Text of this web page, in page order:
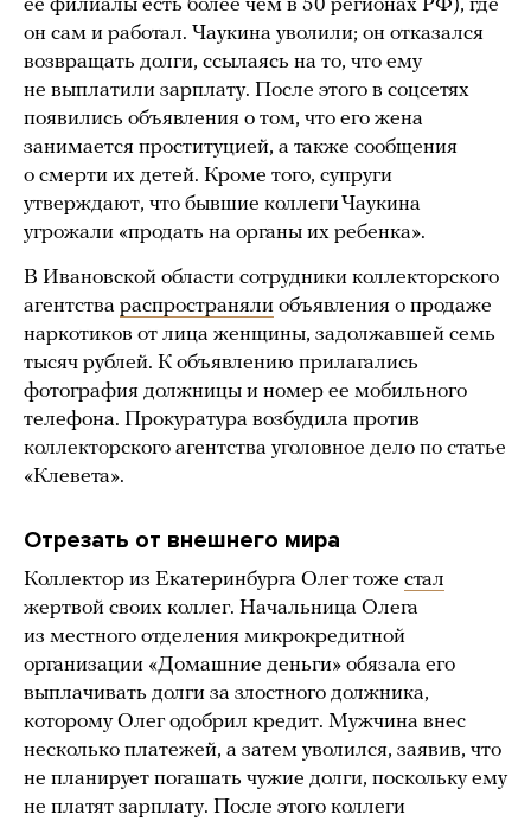
ее филиалы есть более чем в 50 регионах РФ), где
он сам и работал. Чаукина уволили; он отказался
возвращать долги, ссылаясь на то, что ему
не выплатили зарплату. После этого в соцсетях
появились объявления о том, что его жена
занимается проституцией, а также сообщения
о смерти их детей. Кроме того, супруги
утверждают, что бывшие коллеги Чаукина
угрожали «продать на органы их ребенка».
В Ивановской области сотрудники коллекторского
агентства распространяли объявления о продаже
наркотиков от лица женщины, задолжавшей семь
тысяч рублей. К объявлению прилагались
фотография должницы и номер ее мобильного
телефона. Прокуратура возбудила против
коллекторского агентства уголовное дело по статье
«Клевета».
Отрезать от внешнего мира
Коллектор из Екатеринбурга Олег тоже стал
жертвой своих коллег. Начальница Олега
из местного отделения микрокредитной
организации «Домашние деньги» обязала его
выплачивать долги за злостного должника,
которому Олег одобрил кредит. Мужчина внес
несколько платежей, а затем уволился, заявив, что
не планирует погашать чужие долги, поскольку ему
не платят зарплату. После этого коллеги